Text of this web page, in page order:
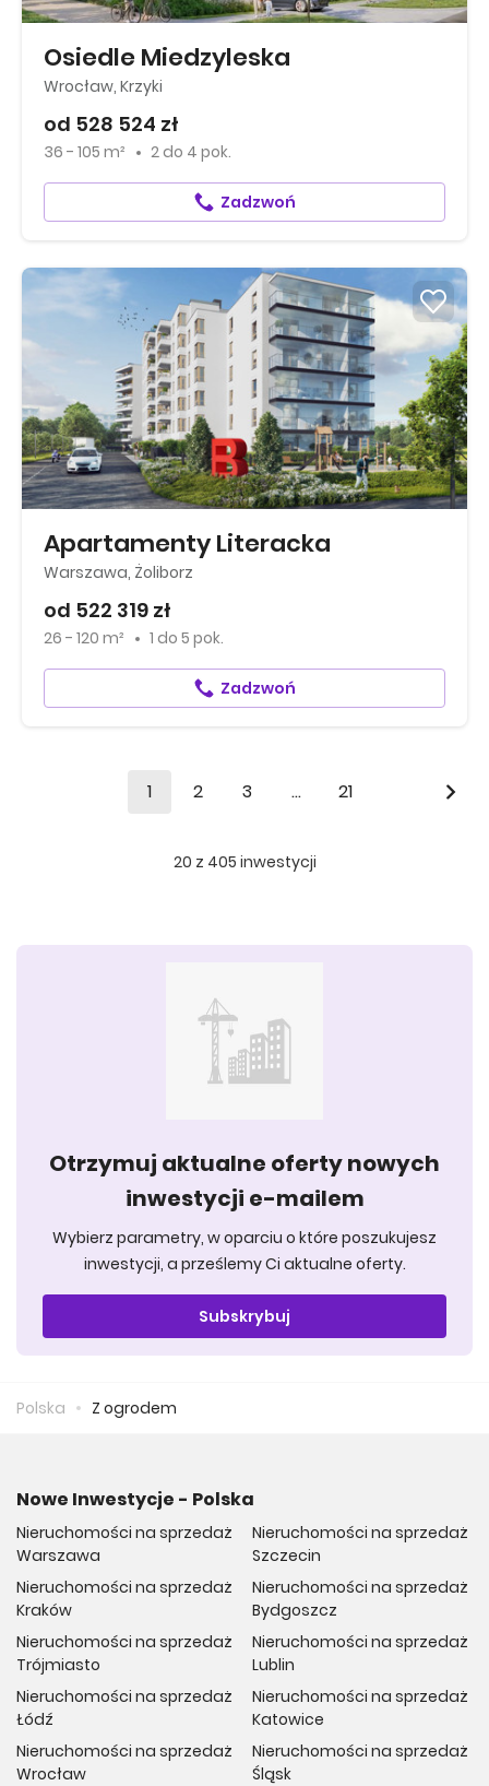
Osiedle Miedzyleska
Wrocław, Krzyki
od 528 524 zł
36 - 105 m² 2 do 4 pok.
Zadzwoń
Apartamenty Literacka
Warszawa, Żoliborz
od 522 319 zł
26 - 120 m² 1 do 5 pok.
Zadzwoń
1 2 3 ... 21
20 z 405 inwestycji
Otrzymuj aktualne oferty nowych
inwestycji e-mailem
Wybierz parametry, w oparciu o które poszukujesz
inwestycji, a prześlemy Ci aktualne oferty.
Subskrybuj
Polska Z ogrodem
Nowe Inwestycje - Polska
Nieruchomości na sprzedaż
Warszawa
Nieruchomości na sprzedaż
Kraków
Nieruchomości na sprzedaż
Trójmiasto
Nieruchomości na sprzedaż
Łódź
Nieruchomości na sprzedaż
Wrocław
Nieruchomości na sprzedaż
Szczecin
Nieruchomości na sprzedaż
Bydgoszcz
Nieruchomości na sprzedaż
Lublin
Nieruchomości na sprzedaż
Katowice
Nieruchomości na sprzedaż
Śląsk